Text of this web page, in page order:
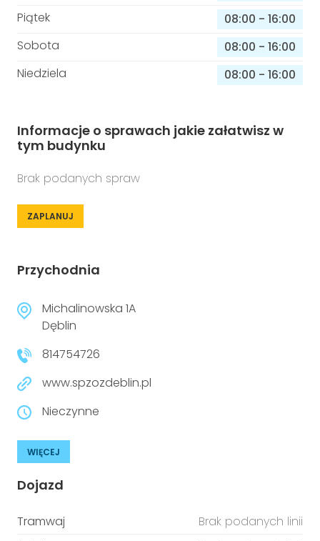
Piątek
08:00 - 16:00
Sobota
08:00 - 16:00
Niedziela
08:00 - 16:00
Informacje o sprawach jakie załatwisz w
tym budynku
Brak podanych spraw
ZAPLANUJ
Przychodnia
Michalinowska 1A
Dęblin
814754726
www.spzozdeblin.pl
Nieczynne
WIĘCEJ
Dojazd
Tramwaj
Brak podanych linii